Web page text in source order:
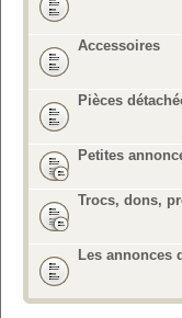
Accessoires
Pièces
Petites
Trocs, dons,
Les annonces